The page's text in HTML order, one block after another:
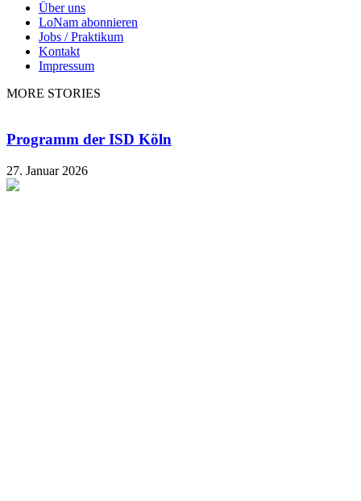
Über uns
LoNam abonnieren
Jobs / Praktikum
Kontakt
Impressum
MORE STORIES
Programm der ISD Köln
27. Januar 2026